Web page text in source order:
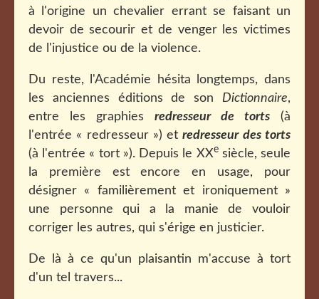
à l'origine un chevalier errant se faisant un
devoir de secourir et de venger les victimes
de l'injustice ou de la violence.
Du reste, l'Académie hésita longtemps, dans
les anciennes éditions de son Dictionnaire,
entre les graphies redresseur de torts (à
l'entrée « redresseur ») etredresseur des torts
(à l'entrée « tort »). Depuis le XXesiècle, seule
la première est encore en usage, pour
désigner « familièrement et ironiquement »
une personne qui a la manie de vouloir
corriger les autres, qui s'érige en justicier.
De là à ce qu'un plaisantin m'accuse à tort
d'un tel travers...